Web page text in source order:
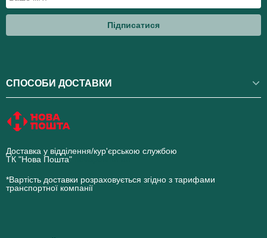
Підписатися
СПОСОБИ ДОСТАВКИ
Доставка у відділення/кур'єрською службою
ТК "Нова Пошта"
*Вартість доставки розраховується згідно з тарифами
транспортної компанії